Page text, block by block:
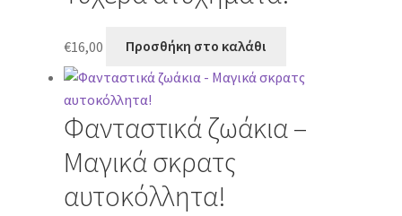
€16,00 Προσθήκη στο καλάθι
Φανταστικά ζωάκια –
Μαγικά σκρατς
αυτοκόλλητα!